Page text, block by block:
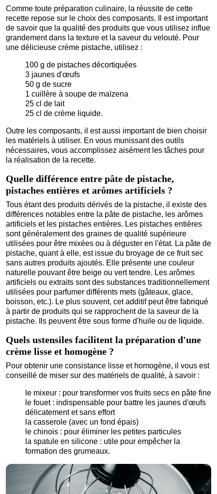
Comme toute préparation culinaire, la réussite de cette
recette repose sur le choix des composants. Il est important
de savoir que la qualité des produits que vous utilisez influe
grandement dans la texture et la saveur du velouté. Pour
une délicieuse crème pistache, utilisez :
100 g de pistaches décortiquées
3 jaunes d'œufs
50 g de sucre
1 cuillère à soupe de maïzena
25 cl de lait
25 cl de crème liquide.
Outre les composants, il est aussi important de bien choisir
les matériels à utiliser. En vous munissant des outils
nécessaires, vous accomplissez aisément les tâches pour
la réalisation de la recette.
Quelle différence entre pâte de pistache,
pistaches entières et arômes artificiels ?
Tous étant des produits dérivés de la pistache, il existe des
différences notables entre la pâte de pistache, les arômes
artificiels et les pistaches entières. Les pistaches entières
sont généralement des graines de qualité supérieure
utilisées pour être mixées ou à déguster en l'état. La pâte de
pistache, quant à elle, est issue du broyage de ce fruit sec
sans autres produits ajoutés. Elle présente une couleur
naturelle pouvant être beige ou vert tendre. Les arômes
artificiels ou extraits sont des substances traditionnellement
utilisées pour parfumer différents mets (gâteaux, glace,
boisson, etc.). Le plus souvent, cet additif peut être fabriqué
à partir de produits qui se rapprochent de la saveur de la
pistache. Ils peuvent être sous forme d'huile ou de liquide.
Quels ustensiles facilitent la préparation d'une
crème lisse et homogène ?
Pour obtenir une consistance lisse et homogène, il vous est
conseillé de miser sur des matériels de qualité, à savoir :
le mixeur : pour transformer vos fruits secs en pâte fine
le fouet : indispensable pour battre les jaunes d'œufs
délicatement et sans effort
la casserole (avec un fond épais)
le chinois : pour éliminer les petites particules
la spatule en silicone : utile pour empêcher la
formation des grumeaux.